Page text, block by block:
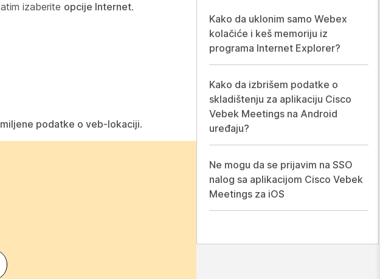
izaberite opcije Internet.
podatke o veb-lokaciji.
Kako da uklonim samo Webex
kolačiće i keš memoriju iz
programa Internet Explorer?
Kako da izbrišem podatke o
skladištenju za aplikaciju Cisco
Vebek Meetings na Android
uređaju?
Ne mogu da se prijavim na SSO
nalog sa aplikacijom Cisco Vebek
Meetings za iOS